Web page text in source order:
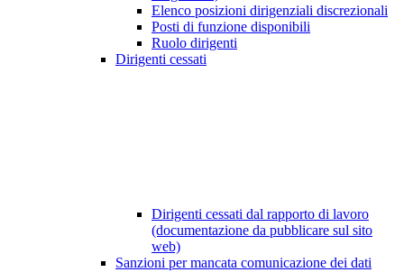
Elenco posizioni dirigenziali discrezionali
Posti di funzione disponibili
Ruolo dirigenti
Dirigenti cessati
Dirigenti cessati dal rapporto di lavoro
(documentazione da pubblicare sul sito
web)
Sanzioni per mancata comunicazione dei dati